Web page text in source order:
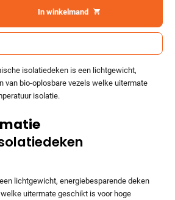
In winkelmand
isolatiedeken is een lichtgewicht,
van bio-oplosbare vezels welke uitermate
isolatie.
lichtgewicht, energiebesparende deken
uitermate geschikt is voor hoge